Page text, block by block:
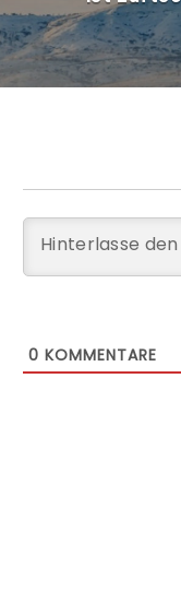
0 KOMMENTARE